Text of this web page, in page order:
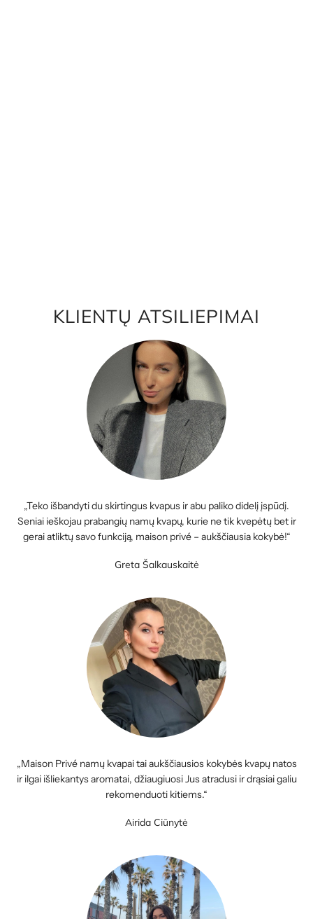
KLIENTŲ ATSILIEPIMAI
„Teko išbandyti du skirtingus kvapus ir abu paliko didelį įspūdį.
Seniai ieškojau prabangių namų kvapų, kurie ne tik kvepėtų bet ir
gerai atliktų savo funkciją, maison privé – aukščiausia kokybė!“
Greta Šalkauskaitė
„Maison Privé namų kvapai tai aukščiausios kokybės kvapų natos
ir ilgai išliekantys aromatai, džiaugiuosi Jus atradusi ir drąsiai galiu
rekomenduoti kitiems.“
Airida Ciūnytė